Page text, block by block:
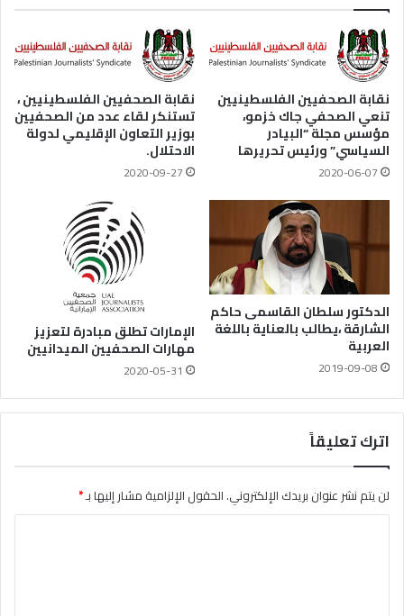
نقابة الصحفيين الفلسطينيين
تنعي الصحفي جاك خزمو،
مؤسس مجلة “البيادر
السياسي” ورئيس تحريرها
2020-06-07
نقابة الصحفيين الفلسطينيين ،
تستنكر لقاء عدد من الصحفيين
بوزير التعاون الإقليمي لدولة
الاحتلال.
2020-09-27
الدكتور سلطان القاسمى حاكم
الشارقة ،يطالب بالعناية باللغة
العربية
2019-09-08
الإمارات تطلق مبادرة لتعزيز
مهارات الصحفيين الميدانيين
2020-05-31
اترك تعليقاً
لن يتم نشر عنوان بريدك الإلكتروني.الحقول الإلزامية مشار إليها بـ*